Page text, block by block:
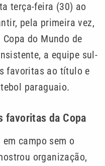
terça-feira (30) ao
pela primeira vez,
do Mundo de
a equipe sul-
favoritas ao título e
paraguaio.
favoritas da Copa
campo sem o
organização,